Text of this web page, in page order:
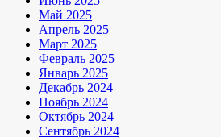
Май 2025
Апрель 2025
Март 2025
Февраль 2025
Январь 2025
Декабрь 2024
Ноябрь 2024
Октябрь 2024
Сентябрь 2024